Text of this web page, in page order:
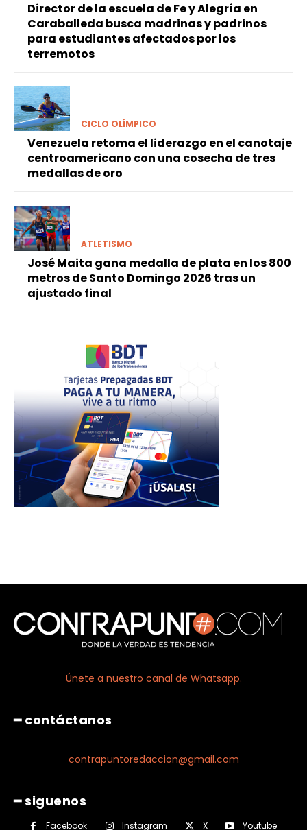
Director de la escuela de Fe y Alegría en
Caraballeda busca madrinas y padrinos
para estudiantes afectados por los
terremotos
CICLO OLÍMPICO
Venezuela retoma el liderazgo en el canotaje
centroamericano con una cosecha de tres
medallas de oro
ATLETISMO
José Maita gana medalla de plata en los 800
metros de Santo Domingo 2026 tras un
ajustado final
Únete a nuestro canal de Whatsapp.
━ contáctanos
contrapuntoredaccion@gmail.com
━ siguenos
Facebook Instagram X Youtube